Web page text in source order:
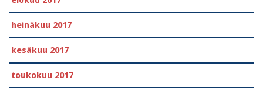
heinäkuu 2017
kesäkuu 2017
toukokuu 2017